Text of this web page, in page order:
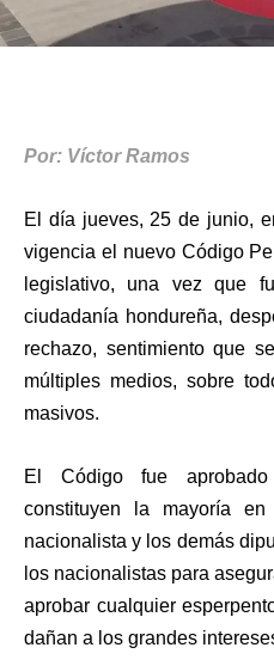
Por: Víctor Ramos
El día jueves, 25 de junio,
vigencia el nuevo Código
legislativo, una vez que
ciudadanía hondureña,
rechazo, sentimiento que
múltiples medios, sobre
masivos.
El Código fue
constituyen la mayoría
nacionalista y los demás
los nacionalistas para
aprobar cualquier
dañan a los grandes